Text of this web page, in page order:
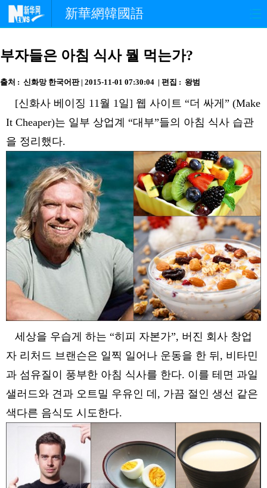
新華網韓國語
중한교류 핫 TV 문화
연예
생생 중국어
부자들은 아침 식사 뭘 먹는가?
출처 : 신화망 한국어판 | 2015-11-01 07:30:04 | 편집 : 왕범
[신화사 베이징 11월 1일] 웹 사이트 “더 싸게” (Make
It Cheaper)는 일부 상업계 “대부”들의 아침 식사 습관
을 정리했다.
세상을 우습게 하는 “히피 자본가”, 버진 회사 창업
자 리처드 브랜슨은 일찍 일어나 운동을 한 뒤, 비타민
과 섬유질이 풍부한 아침 식사를 한다. 이를 테면 과일
샐러드와 견과 오트밀 우유인 데, 가끔 절인 생선 같은
색다른 음식도 시도한다.